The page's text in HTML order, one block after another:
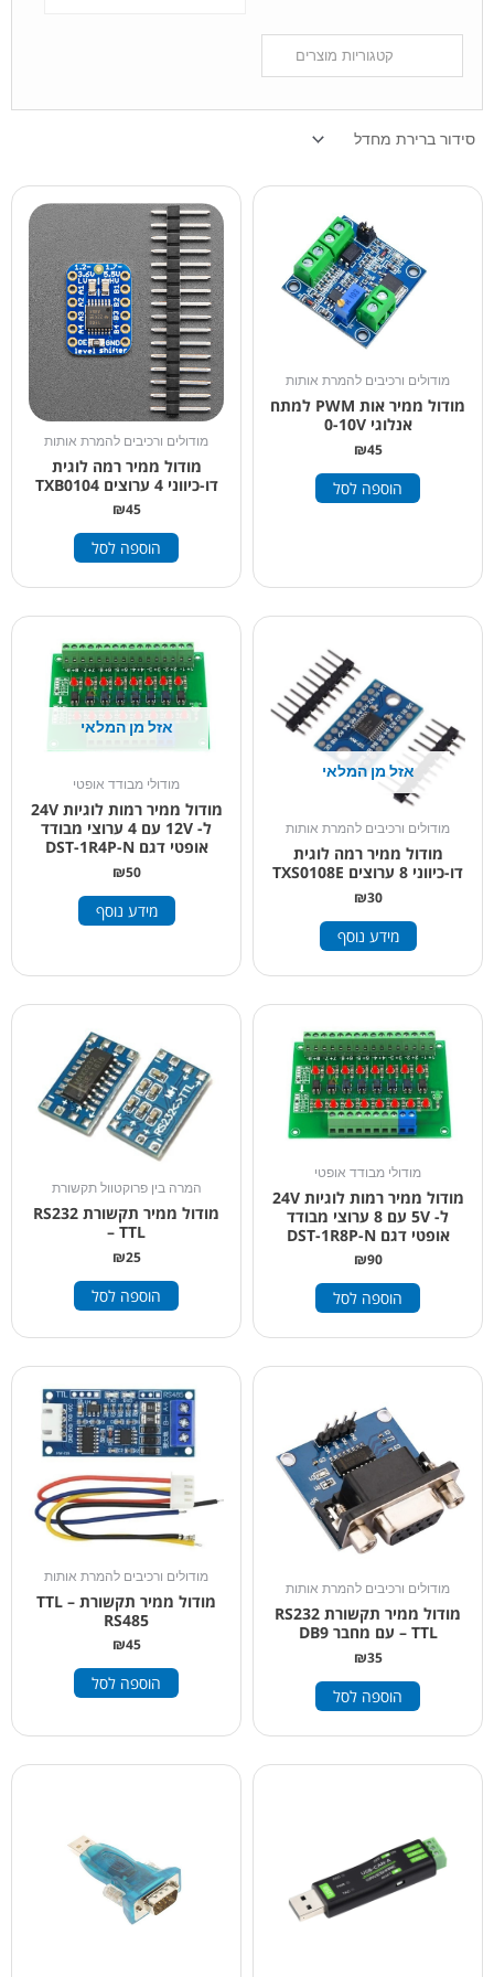
מודולים ורכיבים להמרת אותות
מודול ממיר אות PWM למתח
אנלוגי 0-10V
₪45
הוספה לסל
מודולים ורכיבים להמרת אותות
מודול ממיר רמה לוגית
דו-כיווני 4 ערוצים TXB0104
₪45
הוספה לסל
אזל מן המלאי
מודולים ורכיבים להמרת אותות
מודול ממיר רמה לוגית
דו-כיווני 8 ערוצים TXS0108E
₪30
מידע נוסף
אזל מן המלאי
מודולי מבודד אופטי
מודול ממיר רמות לוגיות 24V
ל- 12V עם 4 ערוצי מבודד
אופטי דגם DST-1R4P-N
₪50
מידע נוסף
מודולי מבודד אופטי
מודול ממיר רמות לוגיות 24V
ל- 5V עם 8 ערוצי מבודד
אופטי דגם DST-1R8P-N
₪90
הוספה לסל
המרה בין פרוקטוול תקשורת
מודול ממיר תקשורת RS232
– TTL
₪25
הוספה לסל
מודולים ורכיבים להמרת אותות
מודול ממיר תקשורת RS232
– TTL עם מחבר DB9
₪35
הוספה לסל
מודולים ורכיבים להמרת אותות
מודול ממיר תקשורת TTL –
RS485
₪45
הוספה לסל